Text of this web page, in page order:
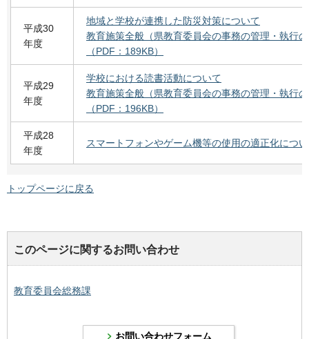
平成30
年度
地域と学校が連携した防災対策について
教育施策全般（県教育委員会の事務の管理・執行
（PDF：189KB）
平成29
年度
学校における読書活動について
教育施策全般（県教育委員会の事務の管理・執行
（PDF：196KB）
平成28
年度
スマートフォンやゲーム機等の使用の適正化につ
トップページに戻る
このページに関するお問い合わせ
教育委員会総務課